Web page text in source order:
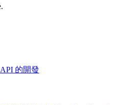
的開發